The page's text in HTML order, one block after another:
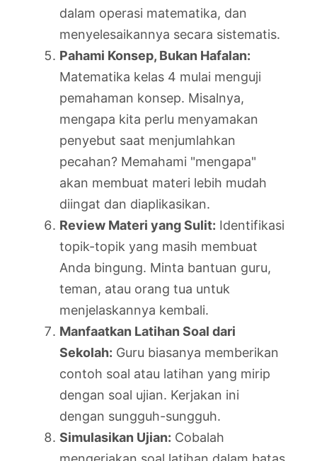
dalam operasi matematika, dan
menyelesaikannya secara sistematis.
Pahami Konsep, Bukan Hafalan:
Matematika kelas 4 mulai menguji
pemahaman konsep. Misalnya,
mengapa kita perlu menyamakan
penyebut saat menjumlahkan
pecahan? Memahami "mengapa"
akan membuat materi lebih mudah
diingat dan diaplikasikan.
Review Materi yang Sulit: Identifikasi
topik-topik yang masih membuat
Anda bingung. Minta bantuan guru,
teman, atau orang tua untuk
menjelaskannya kembali.
Manfaatkan Latihan Soal dari
Sekolah: Guru biasanya memberikan
contoh soal atau latihan yang mirip
dengan soal ujian. Kerjakan ini
dengan sungguh-sungguh.
Simulasikan Ujian: Cobalah